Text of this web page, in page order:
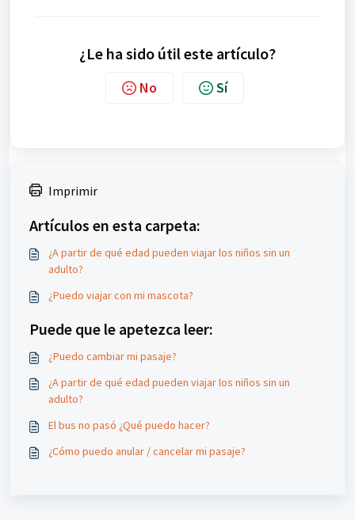
¿Le ha sido útil este artículo?
No Sí
Imprimir
Artículos en esta carpeta:
¿A partir de qué edad pueden viajar los niños sin un
adulto?
¿Puedo viajar con mi mascota?
Puede que le apetezca leer:
¿Puedo cambiar mi pasaje?
¿A partir de qué edad pueden viajar los niños sin un
adulto?
El bus no pasó ¿Qué puedo hacer?
¿Cómo puedo anular / cancelar mi pasaje?